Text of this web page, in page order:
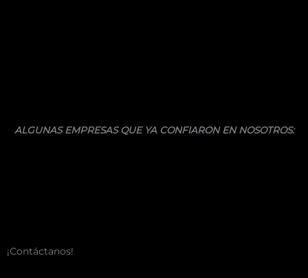
ALGUNAS EMPRESAS QUE YA CONFIARON EN NOSOTROS:
¡Contáctanos!